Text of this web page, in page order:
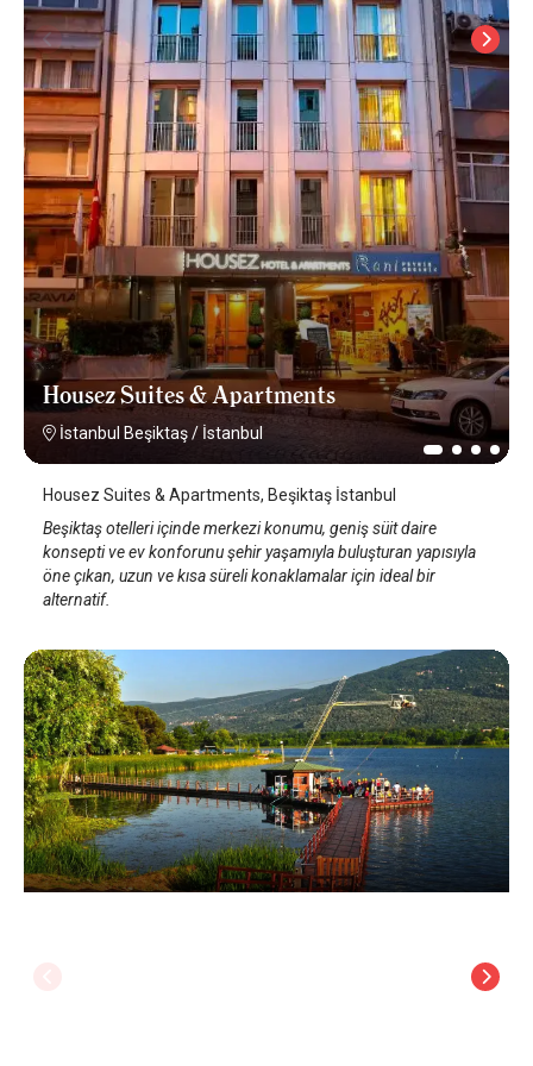
Housez Suites & Apartments
İstanbul Beşiktaş/ İstanbul
Housez Suites & Apartments, Beşiktaş İstanbul
Beşiktaş otelleri içinde merkezi konumu, geniş süit daire
konsepti ve ev konforunu şehir yaşamıyla buluşturan yapısıyla
öne çıkan, uzun ve kısa süreli konaklamalar için ideal bir
alternatif.